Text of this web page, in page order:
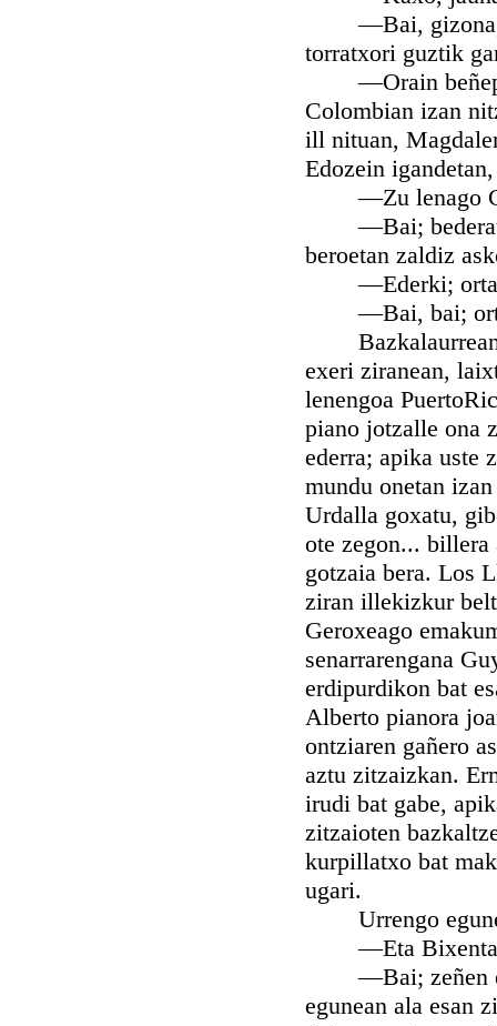
—Bai, gizona,
torratxori guztik
—Orain
Colombian izan
ill nituan,
Edozein
—Zu lenago
—Bai; bederatzi
beroetan zaldiz
—Ederki;
—Bai, bai;
Bazkalaurrean
exeri ziranean,
lenengoa
piano jotzalle ona
ederra; apika uste
mundu onetan
Urdalla goxatu,
ote zegon...
gotzaia bera. Los
ziran illekizkur
Geroxeago
senarrarengana
erdipurdikon bat
Alberto pianora
ontziaren gañero
aztu zitzaizkan.
irudi bat gabe,
zitzaioten
kurpillatxo bat
ugari.
Urrengo
—Eta
—Bai; zeñen
egunean ala esan